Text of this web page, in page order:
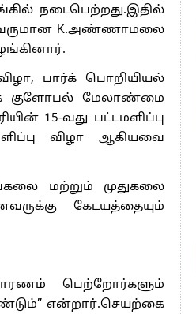
நடைபெற்றது.இதில்
K.அண்ணாமலை
பார்க் பொறியியல்
குளோபல் மேலாண்மை
15-வது பட்டமளிப்பு
விழா ஆகியவை
மற்றும் முதுகலை
கேடயத்தையும்
பெற்றோர்களும்
என்றார்.செயற்கை